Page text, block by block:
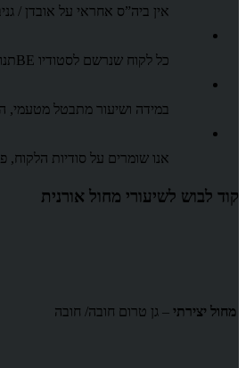
אין ביה”ס אחראי על אובדן /
כל לקוח שנרשם לסטודיו BEתנועה מקבל חשבונית למייל – אנא שימו לב שכתבתם את כתובת המייל הנכונה.
במידה ושיעור מתבטל מטעמי,
אנו שומרים על סודיות
קוד לבוש לשיעורי מחול אורנית
מחול יצירתי – גן טרום חובה/ חובה